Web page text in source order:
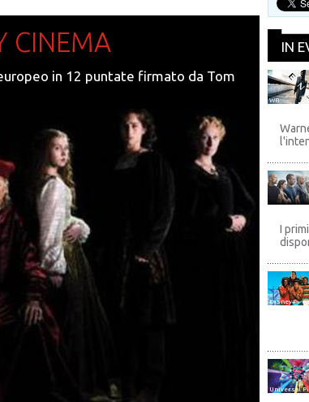
CINEMA
in 12 puntate firmato da Tom
IN
WB
I
Disney+
Universal